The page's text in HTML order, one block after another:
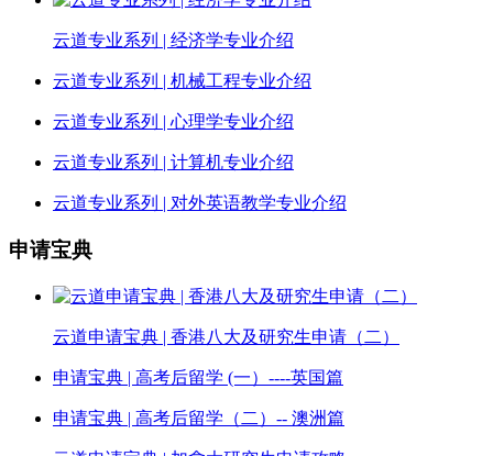
云道专业系列 | 经济学专业介绍
云道专业系列 | 机械工程专业介绍
云道专业系列 | 心理学专业介绍
云道专业系列 | 计算机专业介绍
云道专业系列 | 对外英语教学专业介绍
申请宝典
云道申请宝典 | 香港八大及研究生申请（二）
申请宝典 | 高考后留学 (一）----英国篇
申请宝典 | 高考后留学（二）-- 澳洲篇